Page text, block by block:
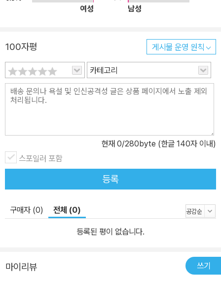
새롭게 선보이는 『이상한 나라의 앨리스』와 같은 신간은 목록을 한결
자인에 이르기까지 다음 세대를 위해 새로운 감수성으로 단장한 명작
시리즈다. 처음 읽는 어린이에게도, 다시 읽는 어른에게도 놓칠 수 없
는 명작 읽기의 기쁨을 선사할 책들로 자신 있게 내어놓는다.
여성
남성
100자평 게시물 운영 원칙
카테고리
현재 0/280byte (한글 140자 이내)
스포일러 포함
등록
구매자 (0) 전체 (0)
등록된 평이 없습니다.
마이리뷰 쓰기